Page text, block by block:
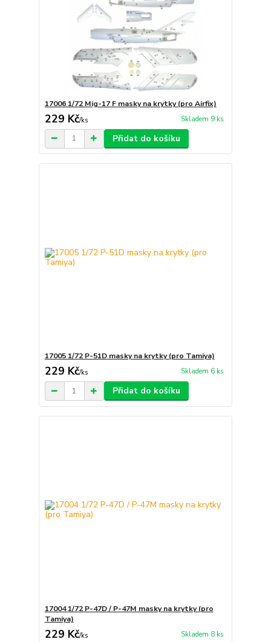
17006 1/72 Mig-17 F masky na krytky (pro Airfix)
229 Kč/ks Skladem 9 ks
Přidat do košíku
17005 1/72 P-51D masky na krytky (pro Tamiya)
229 Kč/ks Skladem 6 ks
Přidat do košíku
17004 1/72 P-47D / P-47M masky na krytky (pro
Tamiya)
229 Kč/ks Skladem 8 ks